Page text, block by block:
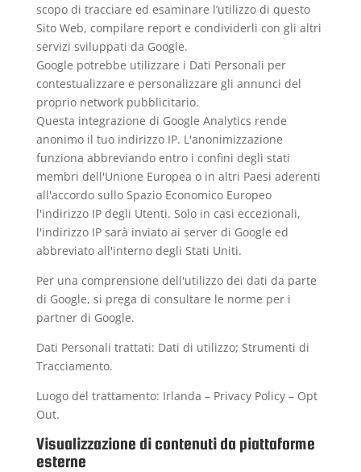
scopo di tracciare ed esaminare l’utilizzo di questo
Sito Web, compilare report e condividerli con gli altri
servizi sviluppati da Google.
Google potrebbe utilizzare i Dati Personali per
contestualizzare e personalizzare gli annunci del
proprio network pubblicitario.
Questa integrazione di Google Analytics rende
anonimo il tuo indirizzo IP. L'anonimizzazione
funziona abbreviando entro i confini degli stati
membri dell'Unione Europea o in altri Paesi aderenti
all'accordo sullo Spazio Economico Europeo
l'indirizzo IP degli Utenti. Solo in casi eccezionali,
l'indirizzo IP sarà inviato ai server di Google ed
abbreviato all'interno degli Stati Uniti.
Per una comprensione dell'utilizzo dei dati da parte
di Google, si prega di consultare le norme per i
partner di Google.
Dati Personali trattati: Dati di utilizzo; Strumenti di
Tracciamento.
Luogo del trattamento: Irlanda – Privacy Policy– Opt
Out.
Visualizzazione di contenuti da piattaforme
esterne